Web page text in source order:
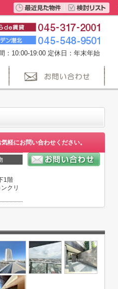
：10:00-19:00 定休日：年末年始
軽にお問い合わせください。
1階
クリ